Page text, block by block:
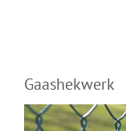
Gaashekwerk